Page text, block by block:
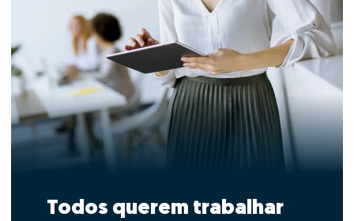
Todos querem trabalhar